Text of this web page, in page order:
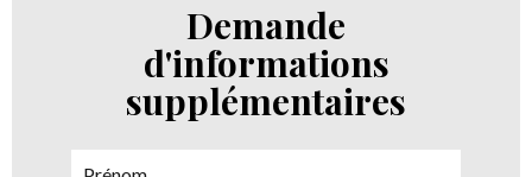
Demande
d'informations
supplémentaires